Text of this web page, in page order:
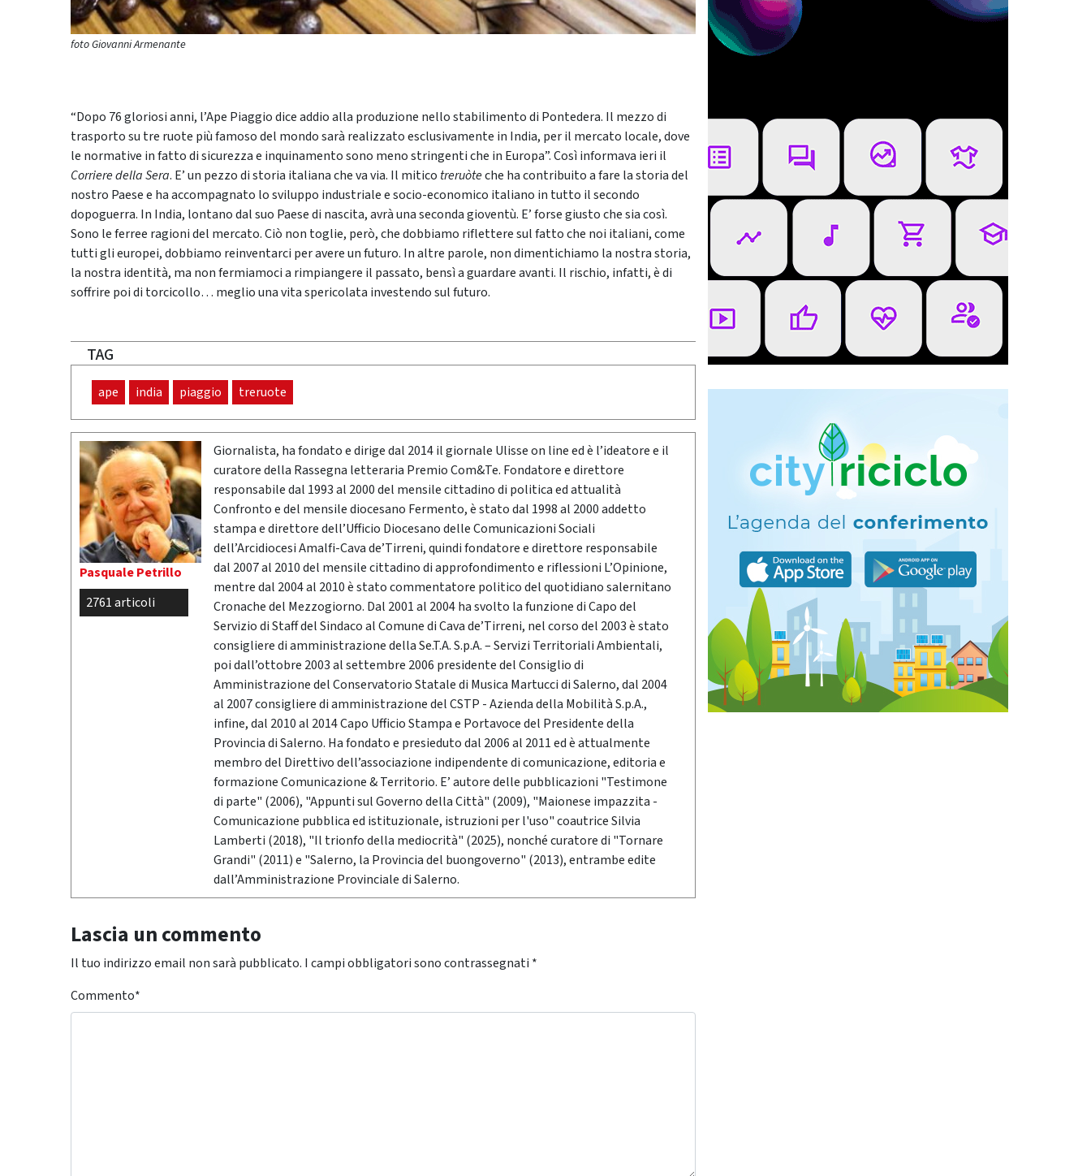
foto Giovanni Armenante
“Dopo 76 gloriosi anni, l’Ape Piaggio dice addio alla produzione nello stabilimento di Pontedera. Il mezzo di
trasporto su tre ruote più famoso del mondo sarà realizzato esclusivamente in India, per il mercato locale, dove
le normative in fatto di sicurezza e inquinamento sono meno stringenti che in Europa”. Così informava ieri il
Corriere della Sera. E’ un pezzo di storia italiana che va via. Il mitico treruòteche ha contribuito a fare la storia del
nostro Paese e ha accompagnato lo sviluppo industriale e socio-economico italiano in tutto il secondo
dopoguerra. In India, lontano dal suo Paese di nascita, avrà una seconda gioventù. E’ forse giusto che sia così.
Sono le ferree ragioni del mercato. Ciò non toglie, però, che dobbiamo riflettere sul fatto che noi italiani, come
tutti gli europei, dobbiamo reinventarci per avere un futuro. In altre parole, non dimentichiamo la nostra storia,
la nostra identità, ma non fermiamoci a rimpiangere il passato, bensì a guardare avanti. Il rischio, infatti, è di
soffrire poi di torcicollo… meglio una vita spericolata investendo sul futuro.
TAG
ape india piaggio treruote
Pasquale Petrillo
2761 articoli
Giornalista, ha fondato e dirige dal 2014 il giornale Ulisse on line ed è l’ideatore e il
curatore della Rassegna letteraria Premio Com&Te. Fondatore e direttore
responsabile dal 1993 al 2000 del mensile cittadino di politica ed attualità
Confronto e del mensile diocesano Fermento, è stato dal 1998 al 2000 addetto
stampa e direttore dell’Ufficio Diocesano delle Comunicazioni Sociali
dell’Arcidiocesi Amalfi-Cava de’Tirreni, quindi fondatore e direttore responsabile
dal 2007 al 2010 del mensile cittadino di approfondimento e riflessioni L’Opinione,
mentre dal 2004 al 2010 è stato commentatore politico del quotidiano salernitano
Cronache del Mezzogiorno. Dal 2001 al 2004 ha svolto la funzione di Capo del
Servizio di Staff del Sindaco al Comune di Cava de’Tirreni, nel corso del 2003 è stato
consigliere di amministrazione della Se.T.A. S.p.A. – Servizi Territoriali Ambientali,
poi dall’ottobre 2003 al settembre 2006 presidente del Consiglio di
Amministrazione del Conservatorio Statale di Musica Martucci di Salerno, dal 2004
al 2007 consigliere di amministrazione del CSTP - Azienda della Mobilità S.p.A.,
infine, dal 2010 al 2014 Capo Ufficio Stampa e Portavoce del Presidente della
Provincia di Salerno. Ha fondato e presieduto dal 2006 al 2011 ed è attualmente
membro del Direttivo dell’associazione indipendente di comunicazione, editoria e
formazione Comunicazione & Territorio. E’ autore delle pubblicazioni "Testimone
di parte" (2006), "Appunti sul Governo della Città" (2009), "Maionese impazzita -
Comunicazione pubblica ed istituzionale, istruzioni per l'uso" coautrice Silvia
Lamberti (2018), "Il trionfo della mediocrità" (2025), nonché curatore di "Tornare
Grandi" (2011) e "Salerno, la Provincia del buongoverno" (2013), entrambe edite
dall’Amministrazione Provinciale di Salerno.
Lascia un commento
Il tuo indirizzo email non sarà pubblicato. I campi obbligatori sono contrassegnati *
Commento*